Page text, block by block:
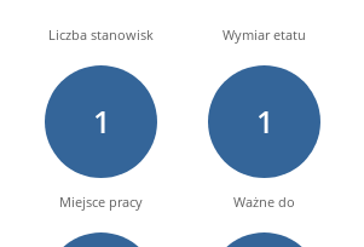
Liczba stanowisk
1
Wymiar etatu
1
Miejsce pracy Ważne do